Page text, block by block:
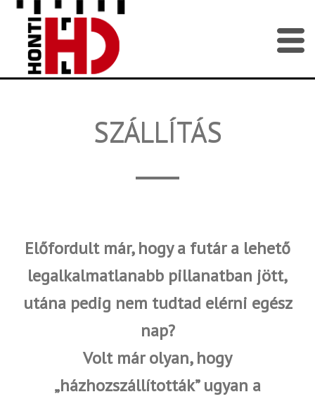
SZÁLLÍTÁS
Előfordult már, hogy a futár a lehető
legalkalmatlanabb pillanatban jött,
utána pedig nem tudtad elérni egész
nap?
Volt már olyan, hogy
„házhozszállították” ugyan a